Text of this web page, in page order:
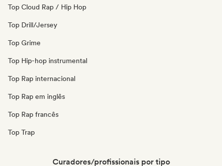
Top Cloud Rap / Hip Hop
Top Drill/Jersey
Top Grime
Top Hip-hop instrumental
Top Rap internacional
Top Rap em inglês
Top Rap francês
Top Trap
Curadores/profissionais por tipo